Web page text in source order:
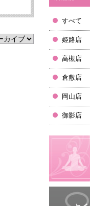
すべて
姫路店
高槻店
倉敷店
岡山店
御影店